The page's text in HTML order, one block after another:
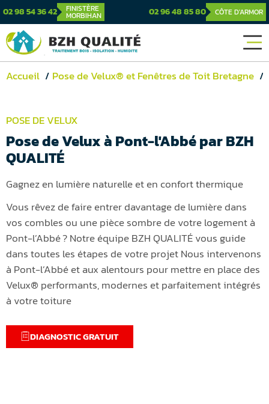
02 98 54 36 42 FINISTÈRE
MORBIHAN 02 96 48 85 80 CÔTE D'ARMOR
Accueil Pose de Velux® et Fenêtres de Toit Bretagne
POSE DE VELUX
Pose de Velux à Pont-l'Abbé par BZH
QUALITÉ
Gagnez en lumière naturelle et en confort thermique
Vous rêvez de faire entrer davantage de lumière dans
vos combles ou une pièce sombre de votre logement à
Pont-l’Abbé ? Notre équipe BZH QUALITÉ vous guide
dans toutes les étapes de votre projet Nous intervenons
à Pont-l’Abbé et aux alentours pour mettre en place des
Velux® performants, modernes et parfaitement intégrés
à votre toiture
DIAGNOSTIC GRATUIT